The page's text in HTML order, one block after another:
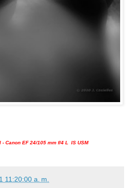
- Canon EF 24/105 mm f/4 L IS USM
11:20:00 a. m.